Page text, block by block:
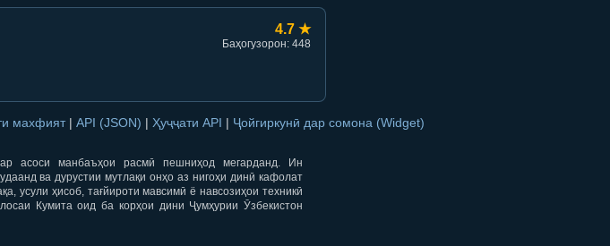
4.7 ★
Баҳогузорон: 448
махфият | API (JSON) | Ҳуҷҷати API | Ҷойгиркунӣ дар сомона (Widget)
асоси манбаъҳои расмӣ пешниҳод мегарданд. Ин
ва дурустии мутлақи онҳо аз нигоҳи динӣ кафолат
усули ҳисоб, тағйироти мавсимӣ ё навсозиҳои техникӣ
Кумита оид ба корҳои дини Ҷумҳурии Ӯзбекистон